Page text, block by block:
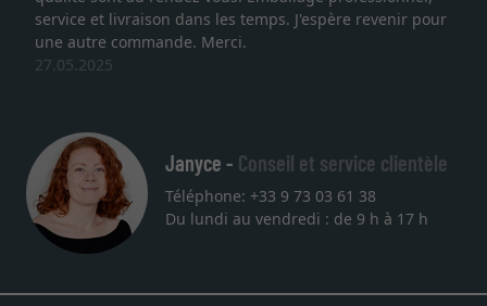
service et livraison dans les temps. J'espère revenir pour
une autre commande. Merci.
27.05.2025
Janyce - Conseil et service clientèle
Téléphone: +33 9 73 03 61 38
Du lundi au vendredi : de 9 h à 17 h